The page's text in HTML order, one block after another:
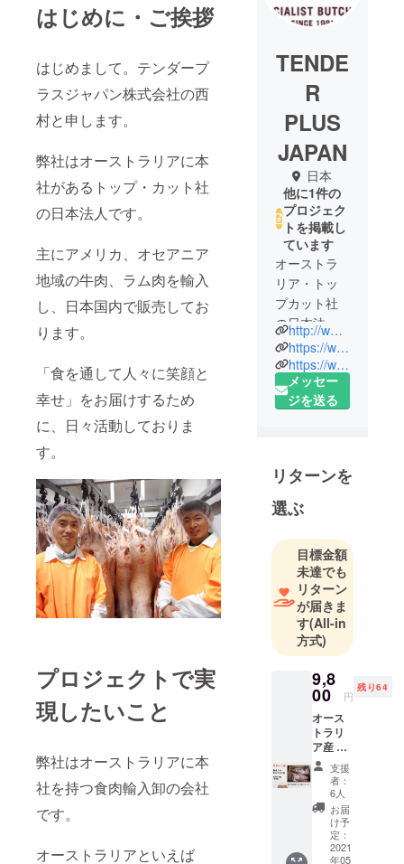
はじめに・ご挨拶
はじめまして。テンダープ
ラスジャパン株式会社の西
村と申します。
弊社はオーストラリアに本
社があるトップ・カット社
の日本法人です。
主にアメリカ、オセアニア
地域の牛肉、ラム肉を輸入
し、日本国内で販売してお
ります。
「食を通して人々に笑顔と
幸せ」をお届けするため
に、日々活動しておりま
す。
プロジェクトで実
現したいこと
弊社はオーストラリアに本
社を持つ食肉輸入卸の会社
です。
オーストラリアといえば
TENDE
R
PLUS
JAPAN
日本
他に1件の
プロジェク
トを掲載し
ています
オーストラ
リア・トッ
プカット社
の日本法人
としてお肉
の輸入販売
を行ってお
ります。
ダープラス
ブランドの
ラム肉をは
じめ、アメ
リカ、オー
ストラリ
ア、ニュー
ジーランド
といった国
の牛肉やラ
ム肉などを
輸入し、日
本国内で販
売しており
ます。
主にホテ
ル、レスト
ランなど外
食向けのお
肉各種を取
http://www.tenderplus.co.jp/
https://www.instagram.com/tender_plus_japan/?hl=ja
https://www.facebook.com/tenderplus.co.jp
メッセー
ジを送る
リターンを
選ぶ
目標金額
未達でも
リターン
が届きま
す(All-in
方式)
9,8
00 円
残り64
オース
トラリ
ア産 熟
成ラム
肉 骨付
きモモ
肉(ネッ
ト巻き)
1本：約
1.3～
支援
者：
6人
お届
け予
定：
2021
年05